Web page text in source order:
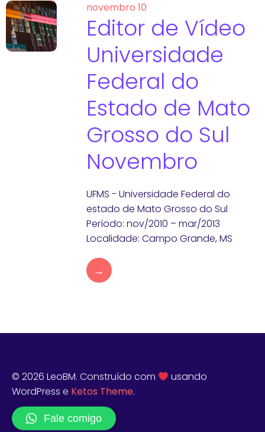
novembro 10
Editor de Vídeo
Universidade
Federal do
Estado de Mato
Grosso do Sul
Novembro
UFMS - Universidade Federal do
estado de Mato Grosso do Sul
Período: nov/2010 – mar/2013
Localidade: Campo Grande, MS
→
© 2026 LeoBM. Construído com
usando
WordPress e Ketos Theme.
Fale comigo